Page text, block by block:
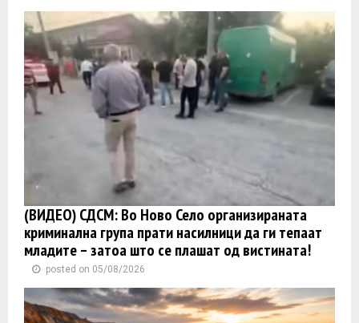
(ВИДЕО) СДСМ: Во Ново Село организираната
криминална група прати насилници да ги тепаат
младите – затоа што се плашат од вистината!
posted on 05/08/2026